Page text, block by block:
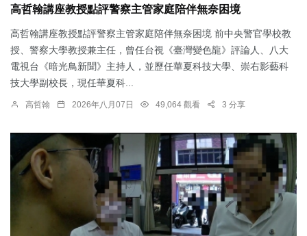
高哲翰講座教授點評警察主管家庭陪伴無奈困境
高哲翰講座教授點評警察主管家庭陪伴無奈困境 前中央警官學校教
授、警察大學教授兼主任，曾任台視《臺灣變色龍》評論人、八大
電視台《暗光鳥新聞》主持人，並歷任華夏科技大學、崇右影藝科
技大學副校長，現任華夏科...
高哲翰 2026年八月07日 49,064 觀看 3 分享